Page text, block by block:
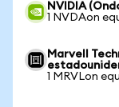
NVIDIA
1 NVDAon
Marvell
1 MRVLon